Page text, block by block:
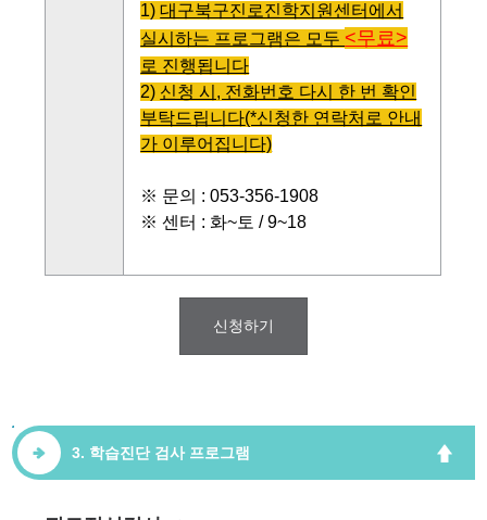
1)대구북구진로진학지원센터에서
실시하는 프로그램은 모두 <무료>
로 진행됩니다
2) 신청 시, 전화번호 다시 한 번 확인
부탁드립니다(*신청한 연락처로 안내
가 이루어집니다)
※ 문의 : 053-356-1908
※ 센터 : 화~토 / 9~18
신청하기
3. 학습진단 검사 프로그램